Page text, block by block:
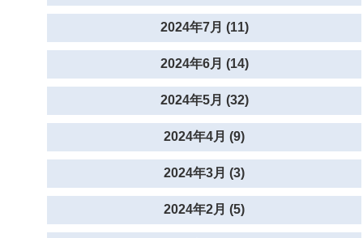
2024年7月 (11)
2024年6月 (14)
2024年5月 (32)
2024年4月 (9)
2024年3月 (3)
2024年2月 (5)